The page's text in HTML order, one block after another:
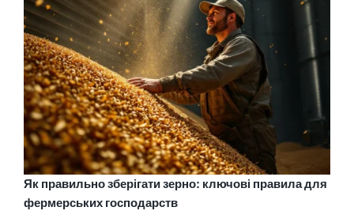
Як правильно зберігати зерно: ключові правила для
фермерських господарств